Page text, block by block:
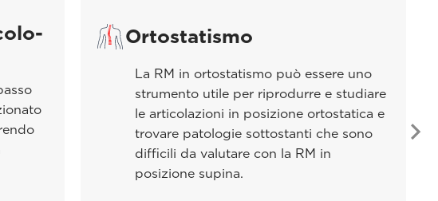
Ortostatismo
La RM in ortostatismo può essere uno
strumento utile per riprodurre e studiare
le articolazioni in posizione ortostatica e
trovare patologie sottostanti che sono
difficili da valutare con la RM in
posizione supina.